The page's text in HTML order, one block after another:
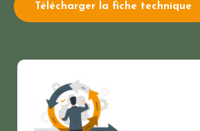
Télécharger la fiche technique